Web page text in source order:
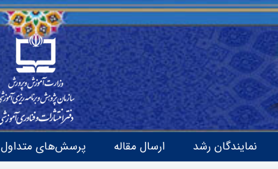
نمایندگان رشد ارسال مقاله پرسش‌های متداول